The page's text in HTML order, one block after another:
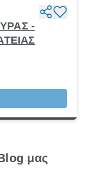
-
μας